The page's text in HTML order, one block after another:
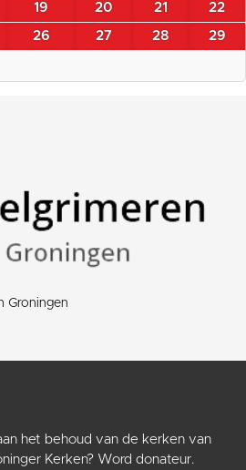
19 20 21 22
26 27 28 29
Groningen
het behoud van de kerken van
Kerken? Word donateur.